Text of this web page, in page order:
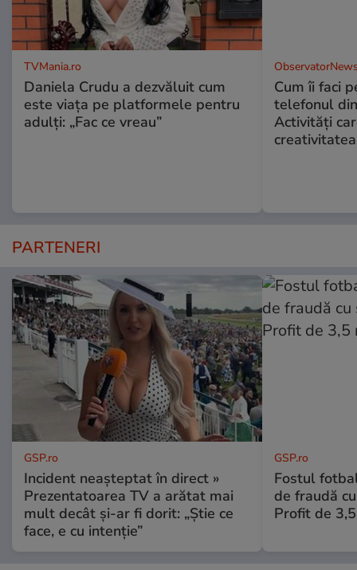
TVMania.ro
Daniela Crudu a dezvăluit cum
este viața pe platformele pentru
adulți: „Fac ce vreau”
Cum îi faci
telefonul
Activități
creativitatea
PARTENERI
GSP.ro
Incident neașteptat în direct »
Prezentatoarea TV a arătat mai
mult decât și-ar fi dorit: „Știe ce
face, e cu intenție”
GSP.ro
Fostul
de fraudă
Profit de